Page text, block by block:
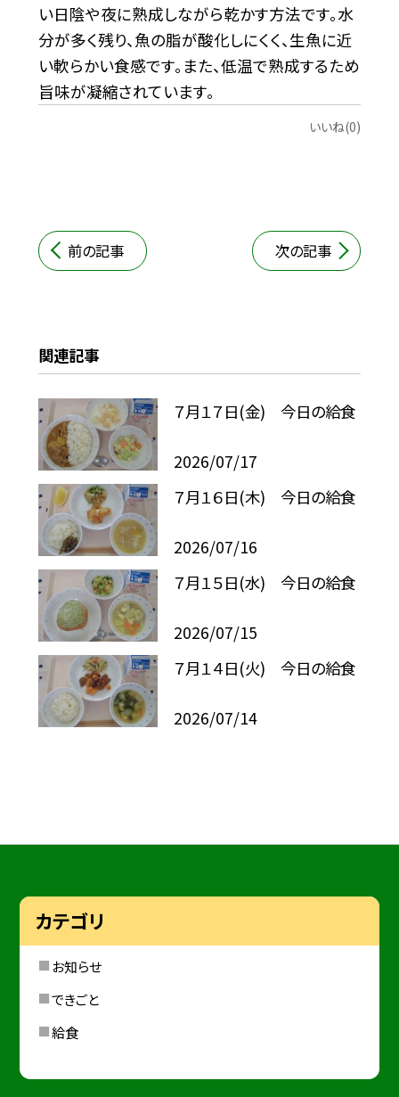
い日陰や夜に熟成しながら乾かす方法です。水
分が多く残り、魚の脂が酸化しにくく、生魚に近
い軟らかい食感です。また、低温で熟成するため
旨味が凝縮されています。
いいね(0)
前の記事 次の記事
関連記事
７月１７日(金) 今日の給食
2026/07/17
７月１６日(木) 今日の給食
2026/07/16
７月１５日(水) 今日の給食
2026/07/15
７月１４日(火) 今日の給食
2026/07/14
カテゴリ
お知らせ
できごと
給食